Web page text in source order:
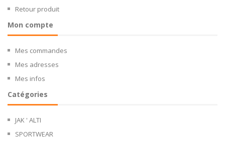
Retour produit
Mon compte
Mes commandes
Mes adresses
Mes infos
Catégories
JAK ' ALTI
SPORTWEAR